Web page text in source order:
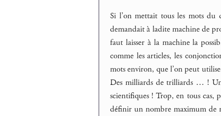
Si l’on mettait tous les mots du
demandait à ladite machine de
faut laisser à la machine la
comme les articles, les
mots environ, que l’on peut
Des milliards de trilliards … ! Un
scientifiques ! Trop, en tous cas,
définir un nombre maximum de